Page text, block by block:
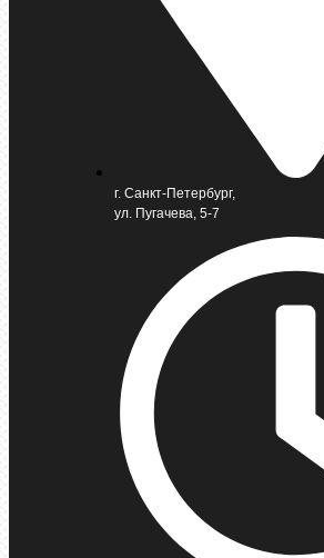
г. Санкт-Петербург,
ул. Пугачева, 5-7